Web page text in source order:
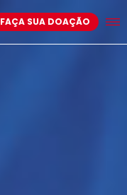
FAÇA SUA DOAÇÃO